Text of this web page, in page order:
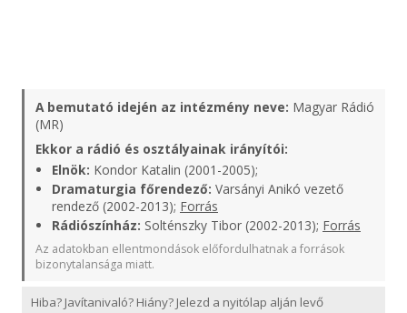
A bemutató idején az intézmény neve: Magyar Rádió
(MR)
Ekkor a rádió és osztályainak irányítói:
Elnök: Kondor Katalin (2001-2005);
Dramaturgia főrendező: Varsányi Anikó vezető
rendező (2002-2013); Forrás
Rádiószínház: Solténszky Tibor (2002-2013); Forrás
Az adatokban ellentmondások előfordulhatnak a források
bizonytalansága miatt.
Hiba? Javítanivaló? Hiány? Jelezd a nyitólap alján levő